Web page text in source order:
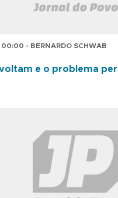
- BERNARDO SCHWAB
e o problema